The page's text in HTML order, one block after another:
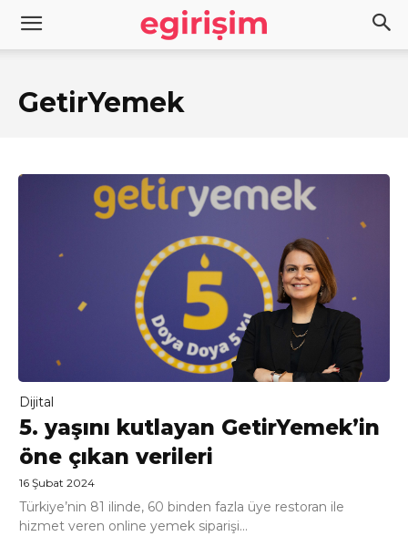
GetirYemek
Dijital
5. yaşını kutlayan GetirYemek’in
öne çıkan verileri
16 Şubat 2024
Türkiye’nin 81 ilinde, 60 binden fazla üye restoran ile
hizmet veren online yemek siparişi...